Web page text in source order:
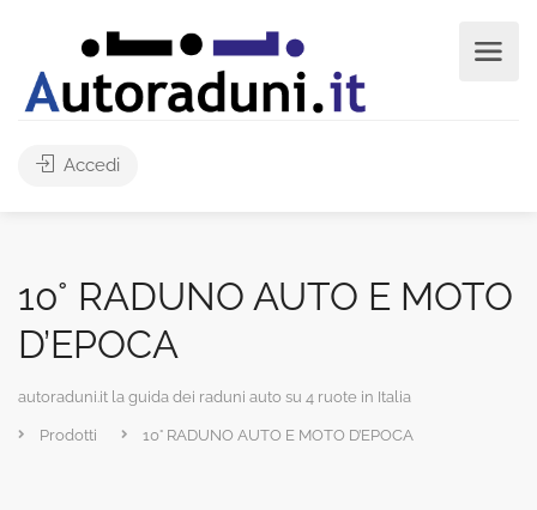
Accedi
10° RADUNO AUTO E MOTO
D’EPOCA
autoraduni.it la guida dei raduni auto su 4 ruote in Italia
Prodotti 10° RADUNO AUTO E MOTO D’EPOCA